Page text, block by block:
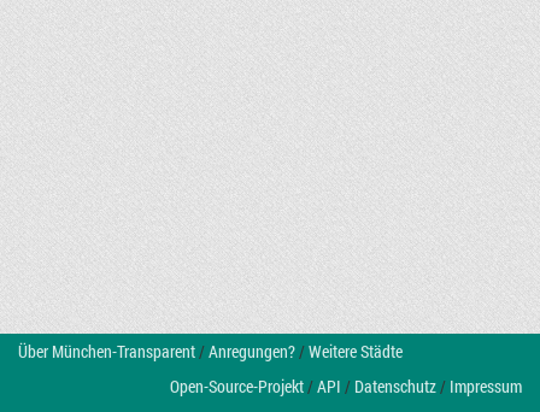
Über München-Transparent/Anregungen?/Weitere Städte
Open-Source-Projekt/API / Datenschutz/ Impressum